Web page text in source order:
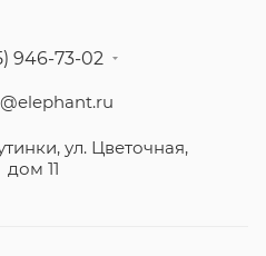
946-73-02
ул. Цветочная,
дом 11